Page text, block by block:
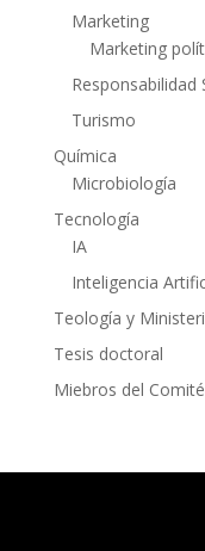
Marketing
Marketing
Responsabilidad
Turismo
Química
Microbiología
Tecnología
IA
Inteligencia
Teología y
Tesis doctoral
Miebros del